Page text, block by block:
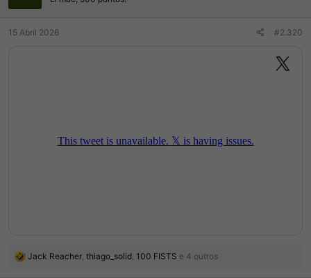
s
15 Abril 2026 #2.320
R
Jack Reacher, thiago_solid, 100 FISTS e 4 outros